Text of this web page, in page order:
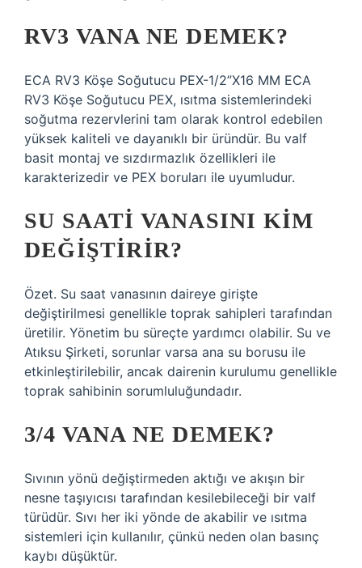
RV3 VANA NE DEMEK?
ECA RV3 Köşe Soğutucu PEX-1/2”X16 MM ECA
RV3 Köşe Soğutucu PEX, ısıtma sistemlerindeki
soğutma rezervlerini tam olarak kontrol edebilen
yüksek kaliteli ve dayanıklı bir üründür. Bu valf
basit montaj ve sızdırmazlık özellikleri ile
karakterizedir ve PEX boruları ile uyumludur.
SU SAATI VANASINI KIM
DEĞIŞTIRIR?
Özet. Su saat vanasının daireye girişte
değiştirilmesi genellikle toprak sahipleri tarafından
üretilir. Yönetim bu süreçte yardımcı olabilir. Su ve
Atıksu Şirketi, sorunlar varsa ana su borusu ile
etkinleştirilebilir, ancak dairenin kurulumu genellikle
toprak sahibinin sorumluluğundadır.
3/4 VANA NE DEMEK?
Sıvının yönü değiştirmeden aktığı ve akışın bir
nesne taşıyıcısı tarafından kesilebileceği bir valf
türüdür. Sıvı her iki yönde de akabilir ve ısıtma
sistemleri için kullanılır, çünkü neden olan basınç
kaybı düşüktür.